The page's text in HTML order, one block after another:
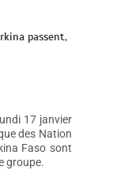
passent,
17 janvier
des Nation
Faso sont
groupe.